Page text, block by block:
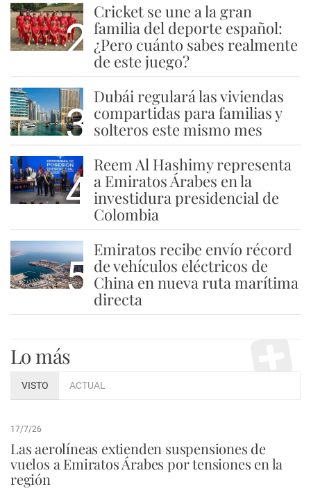
2
Cricket se une a la gran
familia del deporte español:
¿Pero cuánto sabes realmente
de este juego?
3
Dubái regulará las viviendas
compartidas para familias y
solteros este mismo mes
4
Reem Al Hashimy representa
a Emiratos Árabes en la
investidura presidencial de
Colombia
5
Emiratos recibe envío récord
de vehículos eléctricos de
China en nueva ruta marítima
directa
Lo más
VISTO ACTUAL
17/7/26
Las aerolíneas extienden suspensiones de
vuelos a Emiratos Árabes por tensiones en la
región